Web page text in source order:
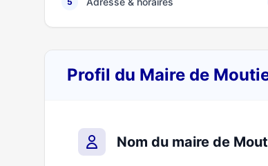
Profil du Maire de
Nom du maire de